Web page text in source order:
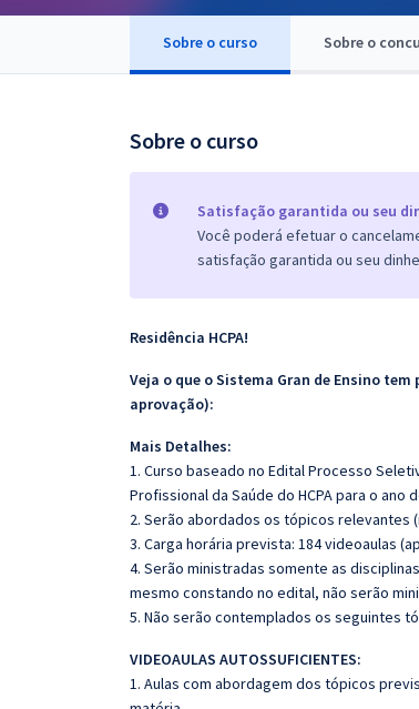
Pós
Sobre o curso Sobre o
Sobre o curso
Satisfação garantida ou seu
Você poderá efetuar o
satisfação garantida ou seu
Residência HCPA!
Veja o que o Sistema Gran de Ensino
aprovação):
Mais Detalhes:
1. Curso baseado no Edital Processo
Profissional da Saúde do HCPA para o ano
2. Serão abordados os tópicos
3. Carga horária prevista: 184 videoaulas
4. Serão ministradas somente as
mesmo constando no edital, não serão
5. Não serão contemplados os seguintes
VIDEOAULAS AUTOSSUFICIENTES:
1. Aulas com abordagem dos tópicos